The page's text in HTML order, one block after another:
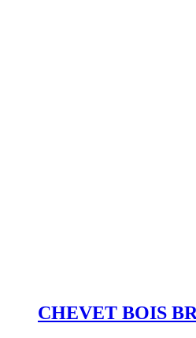
CHEVET BOIS